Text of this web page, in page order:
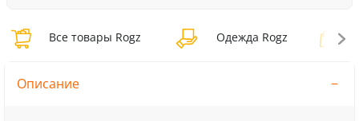
Все товары Rogz Одежда Rogz
Описание